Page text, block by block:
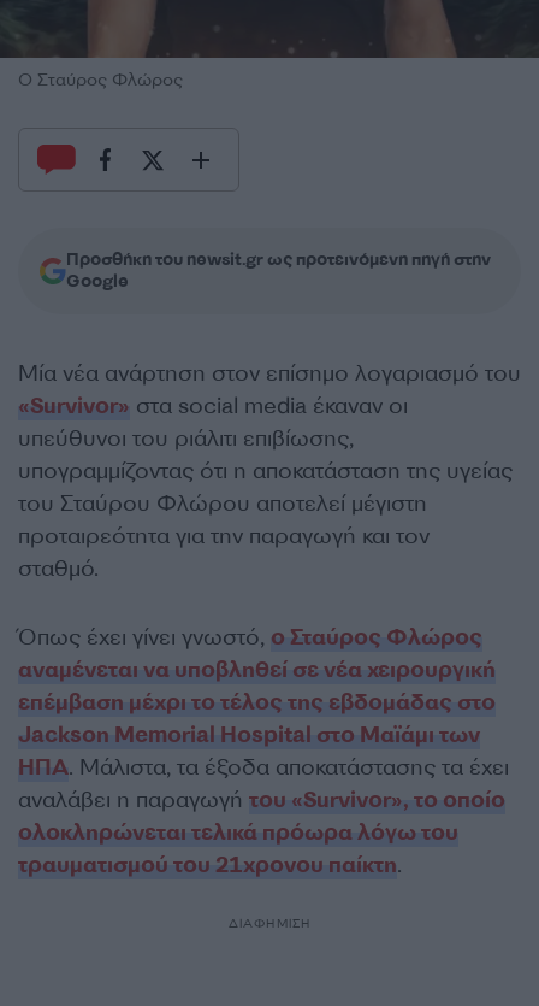
Ο Σταύρος Φλώρος
Προσθήκη του newsit.gr ως προτεινόμενη πηγή στην
Google
Μία νέα ανάρτηση στον επίσημο λογαριασμό του
«Survivor» στα social media έκαναν οι
υπεύθυνοι του ριάλιτι επιβίωσης,
υπογραμμίζοντας ότι η αποκατάσταση της υγείας
του Σταύρου Φλώρου αποτελεί μέγιστη
προταιρεότητα για την παραγωγή και τον
σταθμό.
Όπως έχει γίνει γνωστό, ο Σταύρος Φλώρος
αναμένεται να υποβληθεί σε νέα χειρουργική
επέμβαση μέχρι το τέλος της εβδομάδας στο
Jackson Memorial Hospital στο Μαϊάμι των
ΗΠΑ. Μάλιστα, τα έξοδα αποκατάστασης τα έχει
αναλάβει η παραγωγή του «Survivor», το οποίο
ολοκληρώνεται τελικά πρόωρα λόγω του
τραυματισμού του 21χρονου παίκτη.
ΔΙΑΦΗΜΙΣΗ